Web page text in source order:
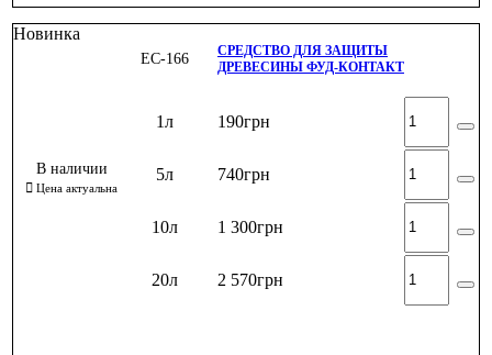
Новинка
ЕС-166
СРЕДСТВО ДЛЯ ЗАЩИТЫ
ДРЕВЕСИНЫ ФУД-КОНТАКТ
1л 190грн
5л 740грн
10л 1 300грн
20л 2 570грн